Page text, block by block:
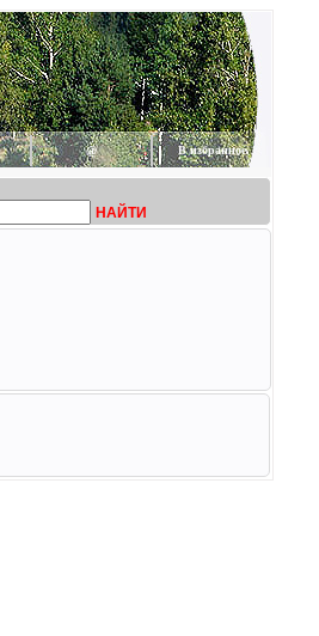
@ В избранное
НАЙТИ